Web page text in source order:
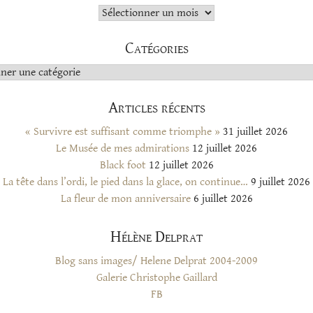
Archives
Catégories
Articles récents
« Survivre est suffisant comme triomphe » 31 juillet 2026
Le Musée de mes admirations 12 juillet 2026
Black foot 12 juillet 2026
La tête dans l’ordi, le pied dans la glace, on continue… 9 juillet 2026
La fleur de mon anniversaire 6 juillet 2026
Hélène Delprat
Blog sans images/ Helene Delprat 2004-2009
Galerie Christophe Gaillard
FB